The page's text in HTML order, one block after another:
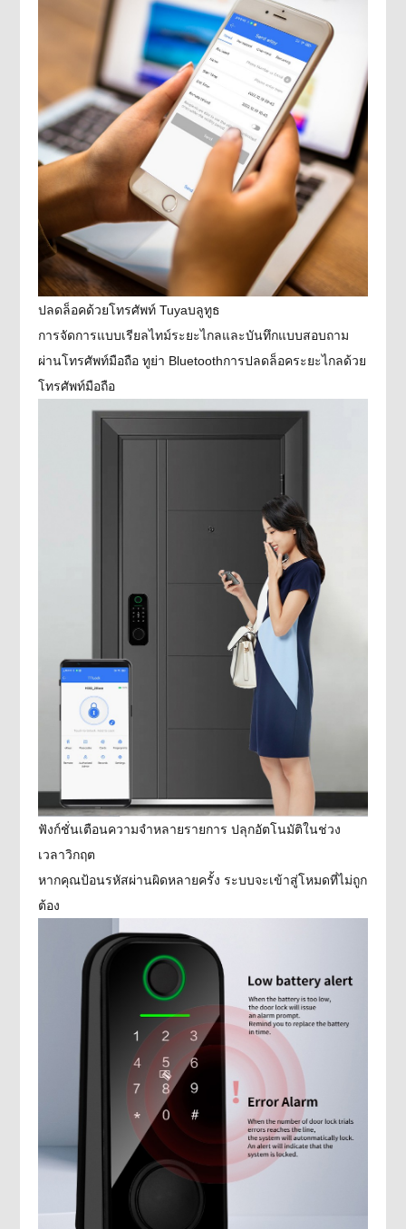
ปลดล็อคด้วยโทรศัพท์ Tuyaบลูทูธ
การจัดการแบบเรียลไทม์ระยะไกลและบันทึกแบบสอบถาม
ผ่านโทรศัพท์มือถือ ทูย่า Bluetoothการปลดล็อคระยะไกลด้วย
โทรศัพท์มือถือ
ฟังก์ชั่นเตือนความจำหลายรายการ ปลุกอัตโนมัติในช่วง
เวลาวิกฤต
หากคุณป้อนรหัสผ่านผิดหลายครั้ง ระบบจะเข้าสู่โหมดที่ไม่ถูก
ต้อง